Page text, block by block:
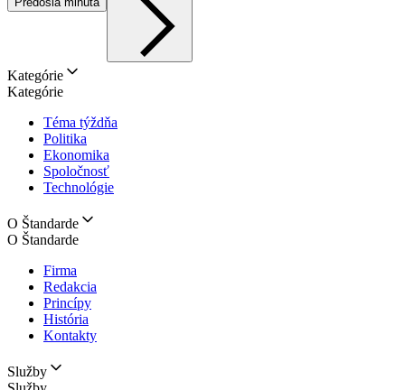
Kategórie
Kategórie
Téma týždňa
Politika
Ekonomika
Spoločnosť
Technológie
O Štandarde
O Štandarde
Firma
Redakcia
Princípy
História
Kontakty
Služby